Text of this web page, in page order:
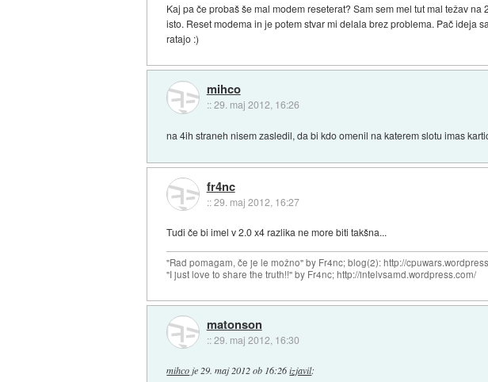
Kaj pa če probaš še mal modem reseterat? Sam sem mel tut mal težav
isto. Reset modema in je potem stvar mi delala brez problema. Pač ideja
ratajo :)
mihco
::29. maj 2012, 16:26
na 4ih straneh nisem zasledil, da bi kdo omenil na katerem slotu imas
fr4nc
::29. maj 2012, 16:27
Tudi če bi imel v 2.0 x4 razlika ne more biti takšna...
"Rad pomagam, če je le možno" by Fr4nc; blog(2): http://
"I just love to share the truth!!" by Fr4nc; http://intelvsamd.wordpress.com/
matonson
::29. maj 2012, 16:30
mihco je 29. maj 2012 ob 16:26 izjavil: